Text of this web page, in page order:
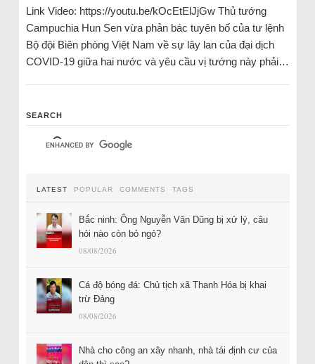
Link Video: https://youtu.be/kOcEtElJjGw Thủ tướng
Campuchia Hun Sen vừa phản bác tuyên bố của tư lệnh
Bộ đội Biên phòng Việt Nam về sự lây lan của đại dịch
COVID-19 giữa hai nước và yêu cầu vị tướng này phải…
SEARCH
LATEST POPULAR COMMENTS TAGS
Bắc ninh: Ông Nguyễn Văn Dũng bị xử lý, câu
hỏi nào còn bỏ ngỏ?
08/08/2026
Cá độ bóng đá: Chủ tịch xã Thanh Hóa bị khai
trừ Đảng
08/08/2026
Nhà cho công an xây nhanh, nhà tái định cư của